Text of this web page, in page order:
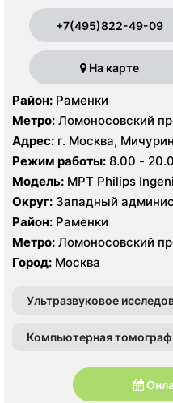
+7(495)822-49-09
На карте
Район: Раменки
Метро: Ломоносовский
Мичуринский проспект
Адрес: г. Москва,
Режим работы: 8.00 -
Модель: МРТ Philips
32 среза, УЗИ GE Logiq-9,
Округ: Западный
Район: Раменки
Метро: Ломоносовский
Мичуринский проспект
Город: Москва
Ультразвуковое
Компьютерная